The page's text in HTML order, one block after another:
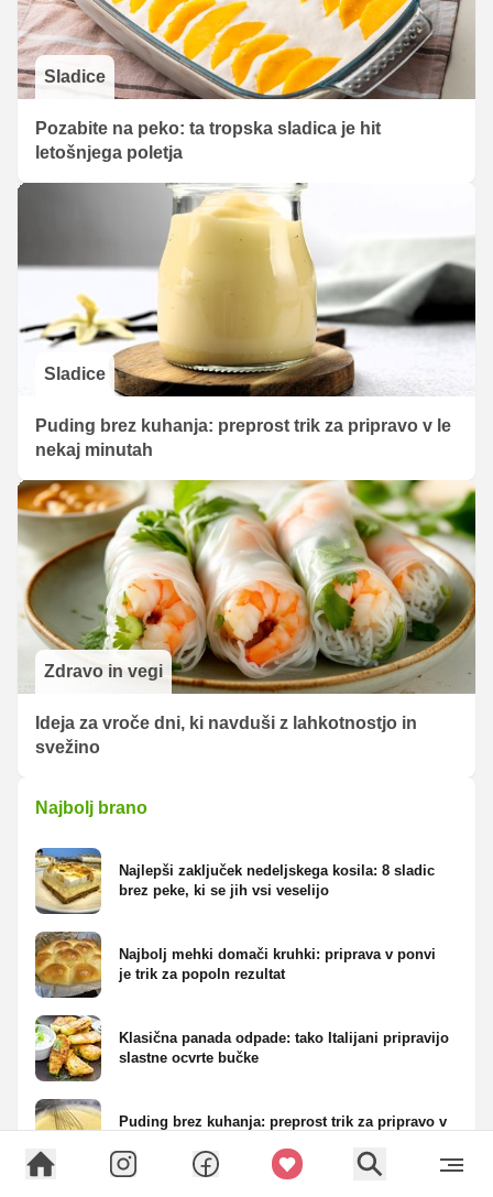
Sladice
Pozabite na peko: ta tropska sladica je hit
letošnjega poletja
Sladice
Puding brez kuhanja: preprost trik za pripravo v le
nekaj minutah
Zdravo in vegi
Ideja za vroče dni, ki navduši z lahkotnostjo in
svežino
Najbolj brano
Najlepši zaključek nedeljskega kosila: 8 sladic
brez peke, ki se jih vsi veselijo
Najbolj mehki domači kruhki: priprava v ponvi
je trik za popoln rezultat
Klasična panada odpade: tako Italijani pripravijo
slastne ocvrte bučke
Puding brez kuhanja: preprost trik za pripravo v